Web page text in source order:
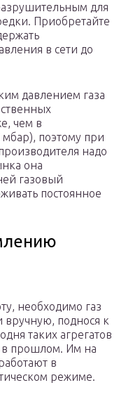
для
Приобретайте
в сети до
давлением газа
чем в
поэтому при
надо
она
газовый
постоянное
необходимо газ
вручную, поднося к
таких агрегатов
в прошлом. Им на
в
режиме.